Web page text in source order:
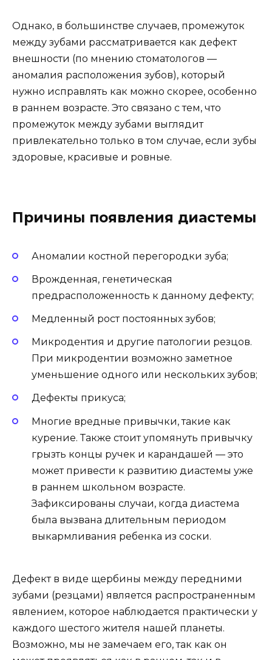
Однако, в большинстве случаев, промежуток
между зубами рассматривается как дефект
внешности (по мнению стоматологов —
аномалия расположения зубов), который
нужно исправлять как можно скорее, особенно
в раннем возрасте. Это связано с тем, что
промежуток между зубами выглядит
привлекательно только в том случае, если зубы
здоровые, красивые и ровные.
Причины появления диастемы
Аномалии костной перегородки зуба;
Врожденная, генетическая
предрасположенность к данному дефекту;
Медленный рост постоянных зубов;
Микродентия и другие патологии резцов.
При микродентии возможно заметное
уменьшение одного или нескольких зубов;
Дефекты прикуса;
Многие вредные привычки, такие как
курение. Также стоит упомянуть привычку
грызть концы ручек и карандашей — это
может привести к развитию диастемы уже
в раннем школьном возрасте.
Зафиксированы случаи, когда диастема
была вызвана длительным периодом
выкармливания ребенка из соски.
Дефект в виде щербины между передними
зубами (резцами) является распространенным
явлением, которое наблюдается практически у
каждого шестого жителя нашей планеты.
Возможно, мы не замечаем его, так как он